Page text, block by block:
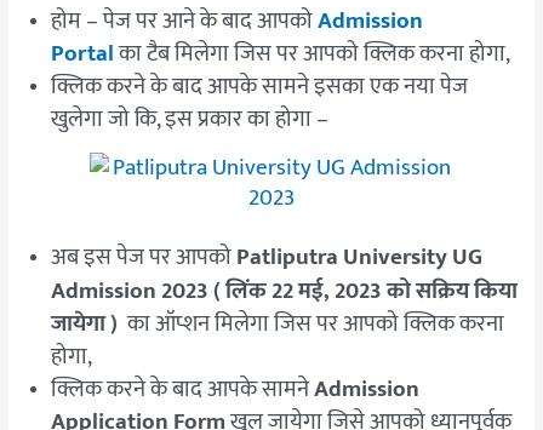
होम – पेज पर आने के बाद आपकोAdmission
Portalका टैब मिलेगा जिस पर आपको क्लिक करना होगा,
क्लिक करने के बाद आपके सामने इसका एक नया पेज
खुलेगा जो कि, इस प्रकार का होगा –
अब इस पेज पर आपकोPatliputra University UG
Admission 2023 ( लिंक22 मई, 2023 को सक्रिय किया
जायेगा ) का ऑप्शन मिलेगा जिस पर आपको क्लिक करना
होगा,
क्लिक करने के बाद आपके सामनेAdmission
Application Formखुल जायेगा जिसे आपको ध्यानपूर्वक